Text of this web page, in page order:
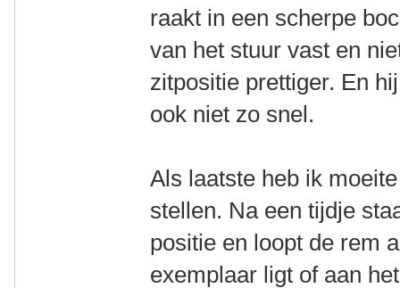
raakt in een scherpe
van het stuur vast en
zitpositie prettiger. En
ook niet zo snel.
Als laatste heb ik
stellen. Na een tijdje
positie en loopt de rem
exemplaar ligt of aan